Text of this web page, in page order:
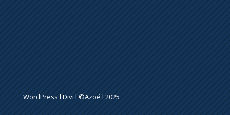
WordPress l Divi l ©Azoé l 2025